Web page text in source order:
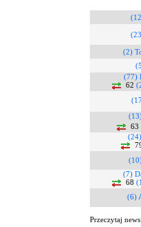
(2)
(77)
62
63
(7)
68
(6)
Przeczytaj news: